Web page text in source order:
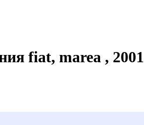
fiat, marea , 2001